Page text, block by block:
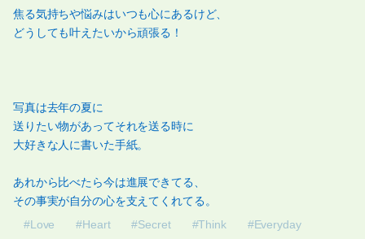
焦る気持ちや悩みはいつも心にあるけど、
どうしても叶えたいから頑張る！
写真は去年の夏に
送りたい物があってそれを送る時に
大好きな人に書いた手紙。
あれから比べたら今は進展できてる、
その事実が自分の心を支えてくれてる。
#Love
#Heart #Secret #Think #Everyday